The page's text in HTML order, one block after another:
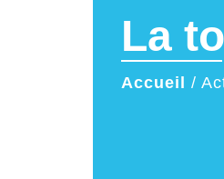
La
Accueil /